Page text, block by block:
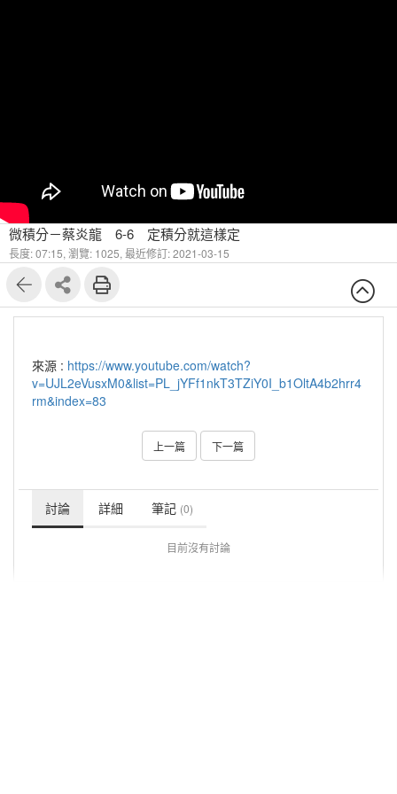
微積分－蔡炎龍 6-6 定積分就這樣定
長度: 07:15, 瀏覽: 1025, 最近修訂: 2021-03-15
來源 : https://www.youtube.com/watch?
v=UJL2eVusxM0&list=PL_jYFf1nkT3TZiY0I_b1OltA4b2hrr4
rm&index=83
上一篇 下一篇
討論 詳細 筆記 (0)
目前沒有討論